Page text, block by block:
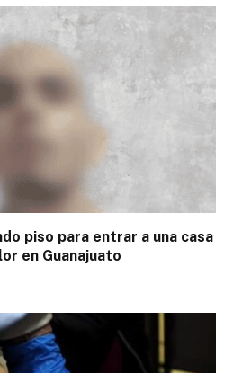
piso para entrar a una casa
en Guanajuato